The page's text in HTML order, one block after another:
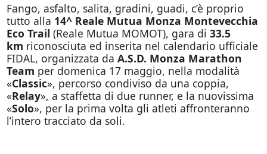
Fango, asfalto, salita, gradini, guadi, c’è proprio
tutto alla 14^ Reale Mutua Monza Montevecchia
Eco Trail (Reale Mutua MOMOT), gara di 33.5
km riconosciuta ed inserita nel calendario ufficiale
FIDAL, organizzata da A.S.D. Monza Marathon
Team per domenica 17 maggio, nella modalità
«Classic», percorso condiviso da una coppia,
«Relay», a staffetta di due runner, e la nuovissima
«Solo», per la prima volta gli atleti affronteranno
l’intero tracciato da soli.